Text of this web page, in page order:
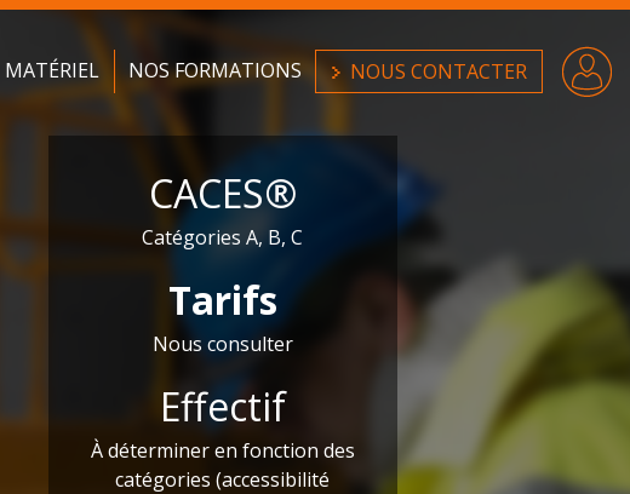
MATÉRIEL NOS FORMATIONS NOUS CONTACTER
CACES®
Catégories A, B, C
Tarifs
Nous consulter
Effectif
À déterminer en fonction des
catégories (accessibilité